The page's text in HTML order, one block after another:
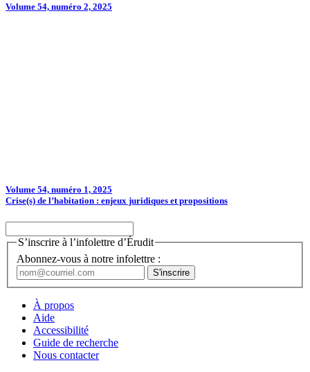
Volume 54, numéro 2, 2025
Volume 54, numéro 1, 2025
Crise(s) de l’habitation : enjeux juridiques et propositions
S’inscrire à l’infolettre d’Érudit
Abonnez-vous à notre infolettre :
À propos
Aide
Accessibilité
Guide de recherche
Nous contacter